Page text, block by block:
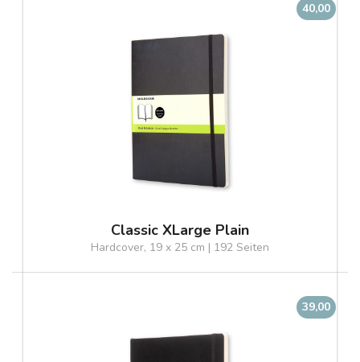
40,00
Classic XLarge Plain
Hardcover, 19 x 25 cm | 192 Seiten
39,00